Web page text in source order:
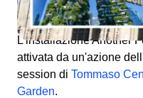
residence, in via Marco
L'installazione Another
attivata da un'azione
session di Tommaso
Garden.